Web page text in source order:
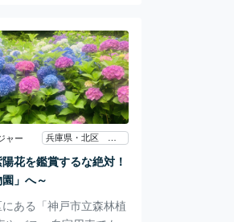
度の2つの高温泉を合わ
のため加水＆加温後か
浴場は男湯「一の
ニの湯」の2つです。
あつ湯」と42度「ぬ
て天然水使用「白湯」の
す。 料金は大人800円
円）、小中学生350
ャー 兵庫県・北区 六甲
花を鑑賞するな絶対！
園」へ～
ある「神戸市立森林植